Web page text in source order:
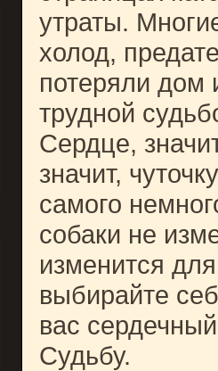
утраты.
холод,
потеряли дом
трудной
Сердце,
значит,
самого
собаки не
изменится
выбирайте
вас
Судьбу.